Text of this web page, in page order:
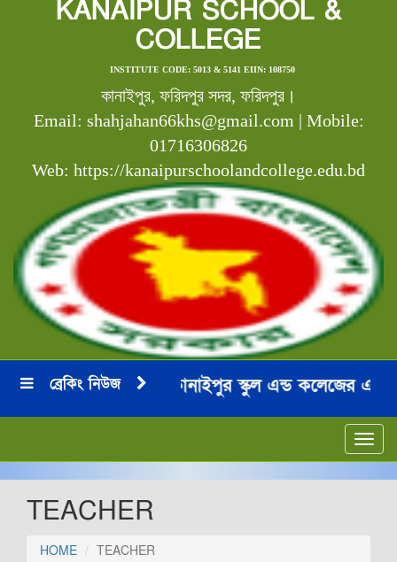
KANAIPUR SCHOOL &
COLLEGE
INSTITUTE CODE: 5013 & 5141 EIIN: 108750
কানাইপুর, ফরিদপুর সদর, ফরিদপুর।
Email: shahjahan66khs@gmail.com | Mobile:
01716306826
Web: https://kanaipurschoolandcollege.edu.bd
ব্রেকিং নিউজ
২০২৫ শিক্ষা বর্ষে কানাইপুর স্কুল এন্ড কলেজের একাদশ
TEACHER
HOME TEACHER